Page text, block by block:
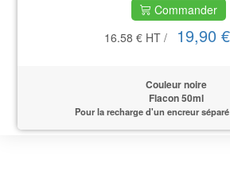
Commander
16.58 € HT / 19,90 €
Couleur noire
Flacon 50ml
Pour la recharge d'un encreur séparé